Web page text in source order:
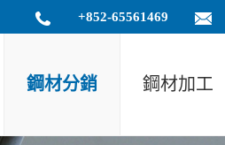
+852-65561469
鋼材分銷 鋼材加工